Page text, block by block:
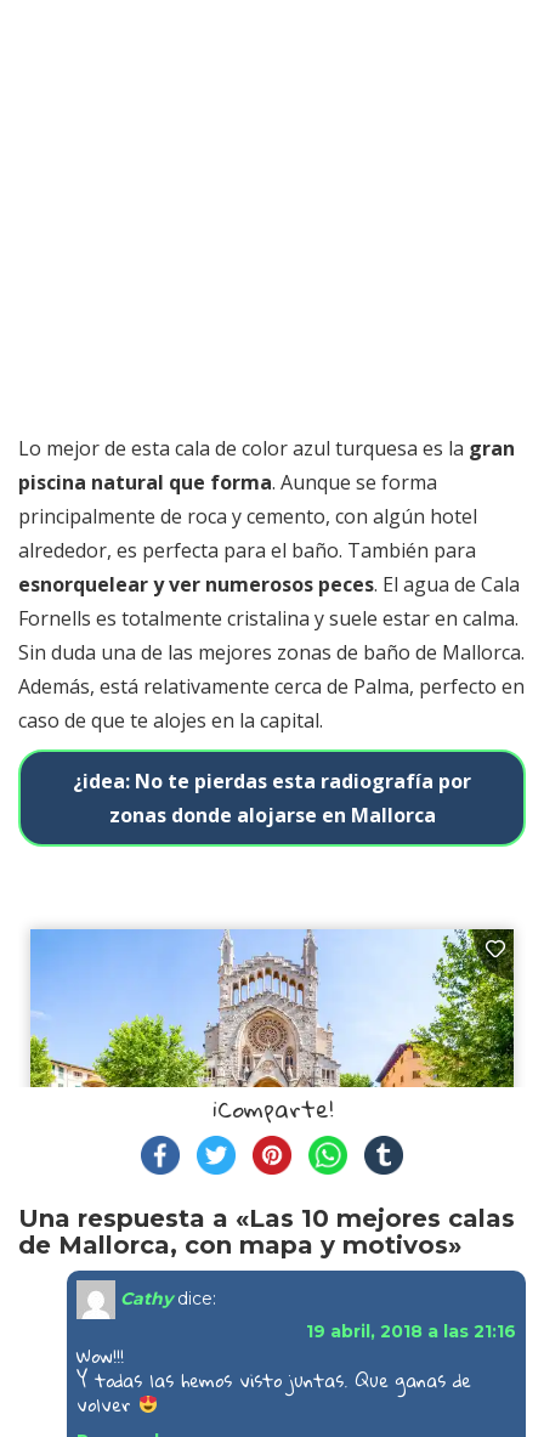
Lo mejor de esta cala de color azul turquesa es la gran
piscina natural que forma. Aunque se forma
principalmente de roca y cemento, con algún hotel
alrededor, es perfecta para el baño. También para
esnorquelear y ver numerosos peces. El agua de Cala
Fornells es totalmente cristalina y suele estar en calma.
Sin duda una de las mejores zonas de baño de Mallorca.
Además, está relativamente cerca de Palma, perfecto en
caso de que te alojes en la capital.
¿idea: No te pierdas esta radiografía por
zonas donde alojarse en Mallorca
¡Comparte!
Una respuesta a «Las 10 mejores calas
de Mallorca, con mapa y motivos»
Cathy dice:
19 abril, 2018 a las 21:16
Wow!!!
Y todas las hemos visto juntas. Que ganas de
volver